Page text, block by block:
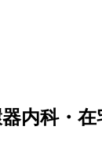
内科・在